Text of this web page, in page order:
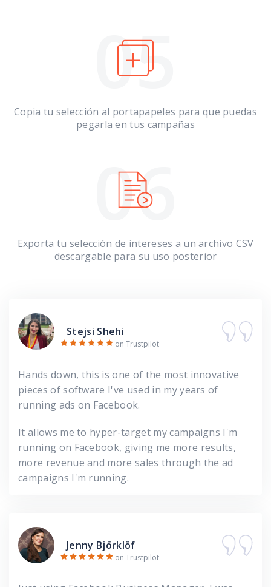
05
Copia tu selección al portapapeles para que puedas
pegarla en tus campañas
06
Exporta tu selección de intereses a un archivo CSV
descargable para su uso posterior
Stejsi Shehi
on Trustpilot
Hands down, this is one of the most innovative
pieces of software I've used in my years of
running ads on Facebook.
It allows me to hyper-target my campaigns I'm
running on Facebook, giving me more results,
more revenue and more sales through the ad
campaigns I'm running.
Jenny Björklöf
on Trustpilot